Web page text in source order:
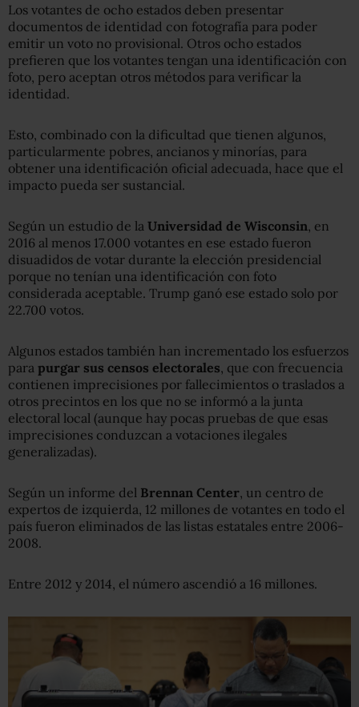
Los votantes de ocho estados deben presentar
documentos de identidad con fotografía para poder
emitir un voto no provisional. Otros ocho estados
prefieren que los votantes tengan una identificación con
foto, pero aceptan otros métodos para verificar la
identidad.
Esto, combinado con la dificultad que tienen algunos,
particularmente pobres, ancianos y minorías, para
obtener una identificación oficial adecuada, hace que el
impacto pueda ser sustancial.
Según un estudio de la Universidad de Wisconsin , en
2016 al menos 17.000 votantes en ese estado fueron
disuadidos de votar durante la elección presidencial
porque no tenían una identificación con foto
considerada aceptable. Trump ganó ese estado solo por
22.700 votos.
Algunos estados también han incrementado los esfuerzos
para purgar sus censos electorales , que con frecuencia
contienen imprecisiones por fallecimientos o traslados a
otros precintos en los que no se informó a la junta
electoral local (aunque hay pocas pruebas de que esas
imprecisiones conduzcan a votaciones ilegales
generalizadas).
Según un informe del Brennan Center , un centro de
expertos de izquierda, 12 millones de votantes en todo el
país fueron eliminados de las listas estatales entre 2006-
2008.
Entre 2012 y 2014, el número ascendió a 16 millones.